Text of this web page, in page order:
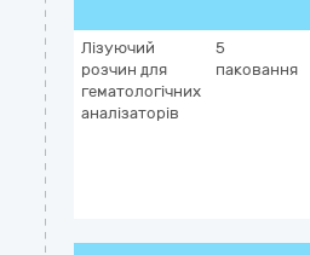
Лізуючий
розчин для
гематологічних
аналізаторів
5
паковання